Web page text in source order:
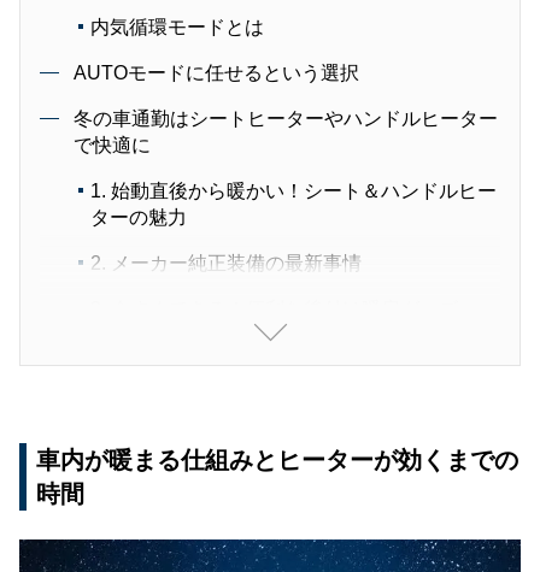
内気循環モードとは
AUTOモードに任せるという選択
冬の車通勤はシートヒーターやハンドルヒーター
で快適に
1. 始動直後から暖かい！シート＆ハンドルヒー
ターの魅力
2. メーカー純正装備の最新事情
車載用ファンヒーター
使い捨てカイロ＆充電式カイロ
車内が暖まる仕組みとヒーターが効くまでの
時間